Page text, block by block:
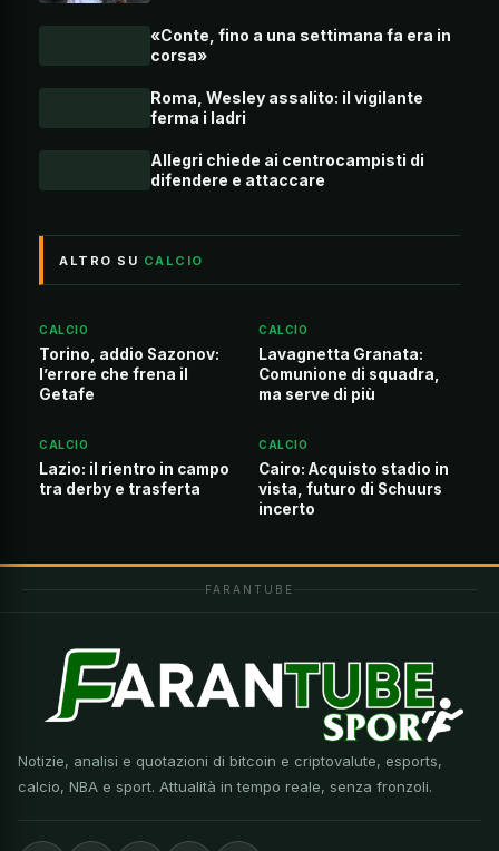
«Conte, fino a una settimana fa era in
corsa»
Roma, Wesley assalito: il vigilante
ferma i ladri
Allegri chiede ai centrocampisti di
difendere e attaccare
ALTRO SU CALCIO
CALCIO
Torino, addio Sazonov:
l’errore che frena il
Getafe
CALCIO
Lavagnetta Granata:
Comunione di squadra,
ma serve di più
CALCIO
Lazio: il rientro in campo
tra derby e trasferta
CALCIO
Cairo: Acquisto stadio in
vista, futuro di Schuurs
incerto
FARANTUBE
Notizie, analisi e quotazioni di bitcoin e criptovalute, esports,
calcio, NBA e sport. Attualità in tempo reale, senza fronzoli.